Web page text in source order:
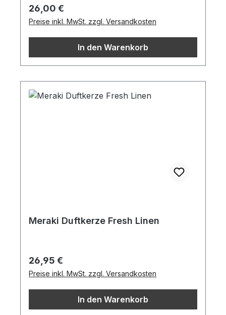
Regulärer Preis:
26,00 €
Preise inkl. MwSt. zzgl. Versandkosten
In den Warenkorb
Meraki Duftkerze Fresh Linen
Regulärer Preis:
26,95 €
Preise inkl. MwSt. zzgl. Versandkosten
In den Warenkorb